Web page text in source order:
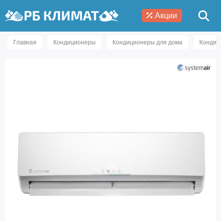
Акции
Главная Кондиционеры Кондиционеры для дома